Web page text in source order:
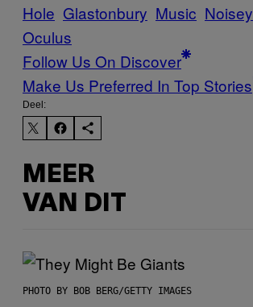
Hole Glastonbury Music Noisey
Oculus
Follow Us On Discover
Make Us Preferred In Top Stories
Deel:
MEER
VAN DIT
PHOTO BY BOB BERG/GETTY IMAGES